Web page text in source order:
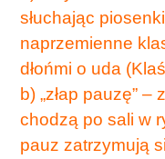
słuchając
naprzemienne
dłońmi o uda
b) „złap pauzę”
chodzą po sali w
pauz zatrzymują